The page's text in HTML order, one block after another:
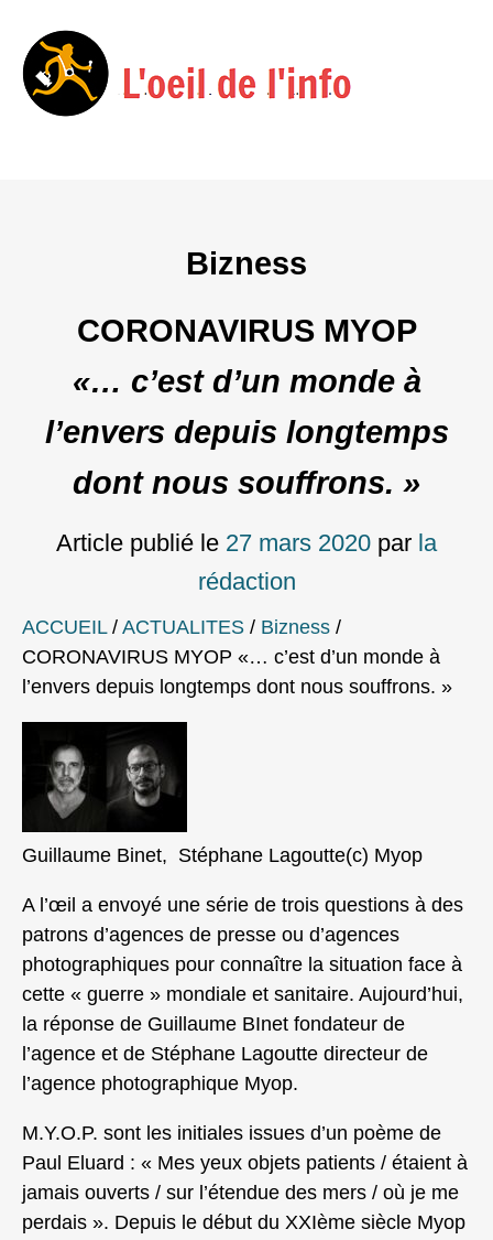
Bizness
CORONAVIRUS MYOP
«… c’est d’un monde à
l’envers depuis longtemps
dont nous souffrons. »
Article publié le 27 mars 2020 par la
rédaction
ACCUEIL/ ACTUALITES / Bizness /
CORONAVIRUS MYOP «… c’est d’un monde à
l’envers depuis longtemps dont nous souffrons. »
Guillaume Binet, Stéphane Lagoutte(c) Myop
A l’œil a envoyé une série de trois questions à des
patrons d’agences de presse ou d’agences
photographiques pour connaître la situation face à
cette « guerre » mondiale et sanitaire. Aujourd’hui,
la réponse de Guillaume BInet fondateur de
l’agence et de Stéphane Lagoutte directeur de
l’agence photographique Myop.
M.Y.O.P. sont les initiales issues d’un poème de
Paul Eluard : « Mes yeux objets patients / étaient à
jamais ouverts / sur l’étendue des mers / où je me
perdais ». Depuis le début du XXIème siècle Myop